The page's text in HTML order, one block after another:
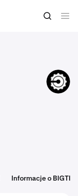
Kup BIGTIME
BIGTIME
Informacje o